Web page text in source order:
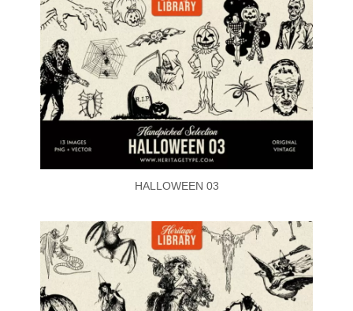
HALLOWEEN 03